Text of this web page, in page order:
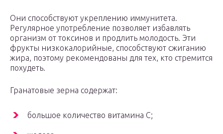
Они способствуют укреплению иммунитета.
Регулярное употребление позволяет избавлять
организм от токсинов и продлить молодость. Эти
фрукты низкокалорийные, способствуют сжиганию
жира, поэтому рекомендованы для тех, кто стремится
похудеть.
Гранатовые зерна содержат:
большое количество витамина С;